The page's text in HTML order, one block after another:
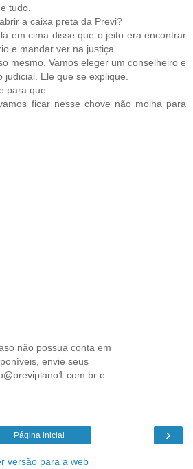
tudo.
a caixa preta da Previ?
em cima disse que o jeito era encontrar
e mandar ver na justiça.
mesmo. Vamos eleger um conselheiro e
judicial. Ele que se explique.
para que.
ficar nesse chove não molha para
não possua conta em
envie seus
e
›
Página inicial
versão para a web